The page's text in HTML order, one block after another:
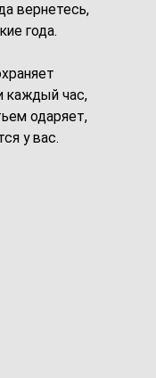
вернетесь,
года.
каждый час,
одаряет,
у вас.